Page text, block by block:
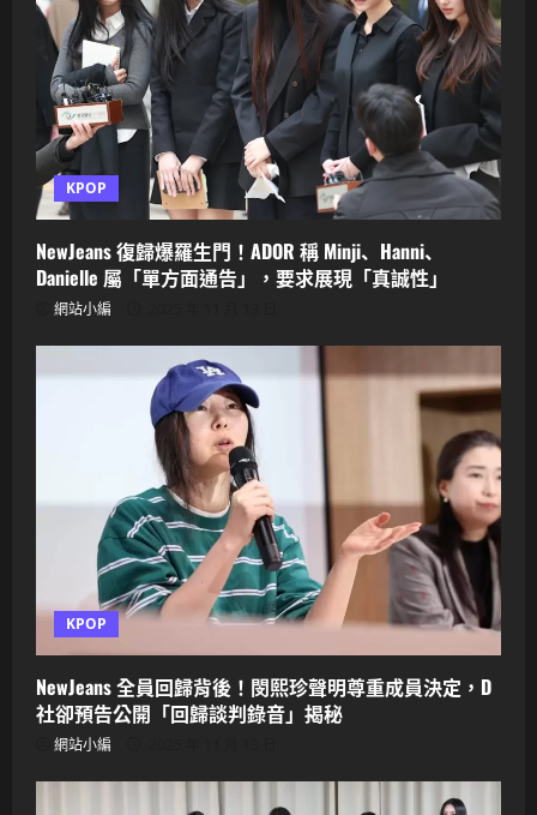
KPOP
NewJeans 復歸爆羅生門！ADOR 稱 Minji、Hanni、
Danielle 屬「單方面通告」，要求展現「真誠性」
網站小編
KPOP
NewJeans 全員回歸背後！閔熙珍聲明尊重成員決定，D
社卻預告公開「回歸談判錄音」揭秘
網站小編